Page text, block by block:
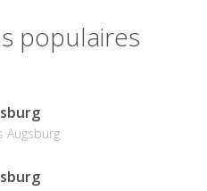
populaires
Augsburg